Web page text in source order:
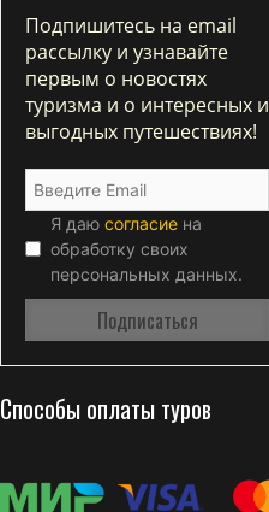
Подпишитесь на email
рассылку и узнавайте
первым о новостях
туризма и о интересных и
выгодных путешествиях!
Я даю согласие на
обработку своих
персональных данных.
Способы оплаты туров